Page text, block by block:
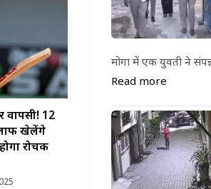
वापसी! 12
खेलेंगे
रोचक
मोगा में एक युवती ने
Read more